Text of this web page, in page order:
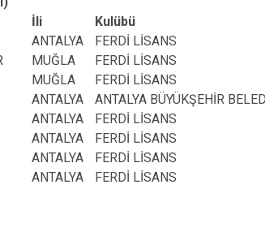
İli Kulübü
ANTALYA FERDİ LİSANS
MUĞLA FERDİ LİSANS
MUĞLA FERDİ LİSANS
ANTALYA ANTALYA BÜYÜKŞEHİR
ANTALYA FERDİ LİSANS
ANTALYA FERDİ LİSANS
ANTALYA FERDİ LİSANS
ANTALYA FERDİ LİSANS